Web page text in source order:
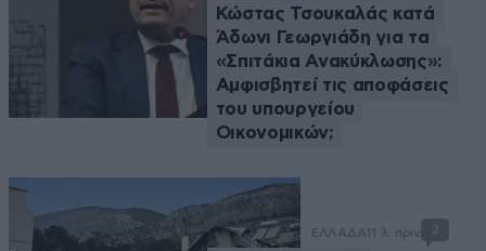
Κώστας Τσουκαλάς κατά
Άδωνι Γεωργιάδη για τα
«Σπιτάκια Ανακύκλωσης»:
Αμφισβητεί τις αποφάσεις
του υπουργείου
Οικονομικών;
ΕΛΛΑΔΑ 11 λ. πριν 2